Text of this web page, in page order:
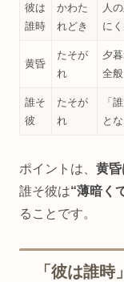
彼は
誰時
かわた
れどき
人
に
黄昏
たそが
れ
夕
全般
誰そ
彼
たそが
れ
「
と
ポイントは、 黄昏
誰そ彼は“薄暗く
ることです。
「彼は誰